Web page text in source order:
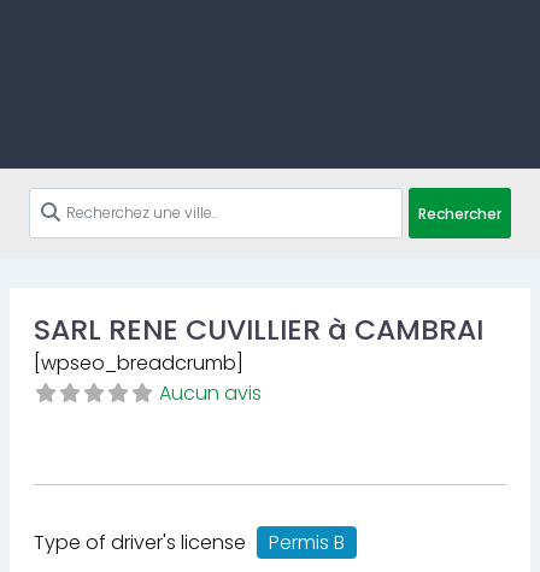
Rechercher
SARL RENE CUVILLIER à CAMBRAI
[wpseo_breadcrumb]
Aucun avis
Type of driver's license
Permis B